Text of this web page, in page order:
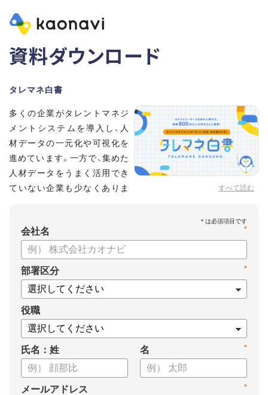
資料ダウンロード
タレマネ白書
すべて読む
多くの企業がタレントマネジ
メントシステムを導入し、人
材データの一元化や可視化を
進めています。一方で、集めた
人材データをうまく活用でき
ていない企業も少なくありま
こうした実情をふまえ、システム導入有無に留まらず、活用状
況や成果を明らかにすべく調査いたしました。
【資料の内容】
・タレントマネジメント推進の事業戦略貢献度
・タレントマネジメントシステム導入の手応え
・人事担当者以外でのカオナビ利用比率
これからのタレントマネジメントが目指すべき指針の参考と
して、ぜひお役立てください。
*
会社名
*
部署区分
役職
氏名：姓 *
名
*
メールアドレス